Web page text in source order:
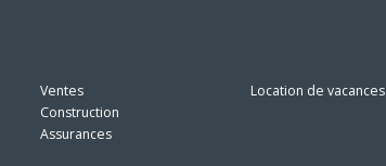
Ventes
Construction
Assurances
Location de vacances